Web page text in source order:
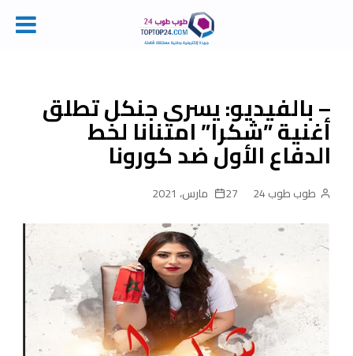
– بالفيديو: يسرى جنكل تطلق
أغنية ”شكرا” امتنانا لخط
الدفاع الأول ضد كورونا
طوب طوب 24 27 مارس، 2021